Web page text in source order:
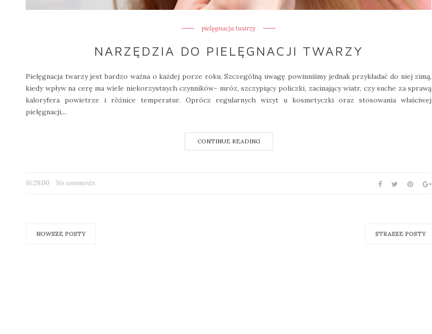
pielęgnacja twarzy
NARZĘDZIA DO PIELĘGNACJI TWARZY
Pielęgnacja twarzy jest bardzo ważna o każdej porze roku. Szczególną uwagę powinniśmy jednak przykładać do niej zimą,
kiedy wpływ na cerę ma wiele niekorzystnych czynników- mróz, szczypiący policzki, zacinający wiatr, czy suche za sprawą
kaloryfera powietrze i różnice temperatur. Oprócz regularnych wizyt u kosmetyczki oraz stosowania właściwej
pielęgnacji,...
CONTINUE READING
16:28:00 No comments
NOWSZE POSTY STRASZE POSTY